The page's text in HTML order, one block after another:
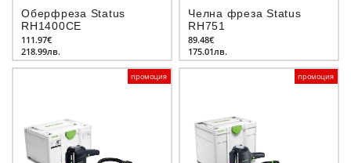
Оберфреза Status
RH1400CE
111.97€
218.99лв.
Челна фреза Status
RH751
89.48€
175.01лв.
промоция промоция